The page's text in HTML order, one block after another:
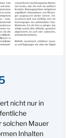
nicht nur in
solchen Mauer
Inhalten